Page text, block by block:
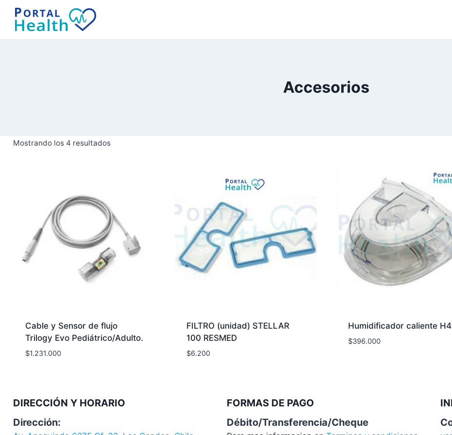
Saltar
contenido
Accesorios
Mostrando los 4 resultados
Cable y Sensor de flujo
Trilogy Evo Pediátrico/Adulto.
$1.231.000
FILTRO (unidad) STELLAR
100 RESMED
$6.200
Humidificador caliente
$396.000
DIRECCIÓN Y HORARIO
Dirección:
FORMAS DE PAGO
Débito/Transferencia/Cheque